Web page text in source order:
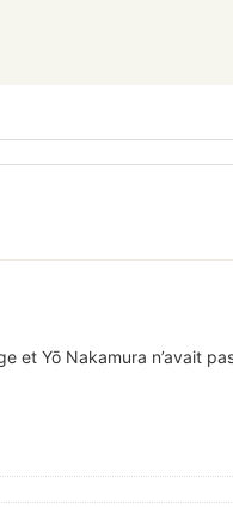
et Yō Nakamura n’avait